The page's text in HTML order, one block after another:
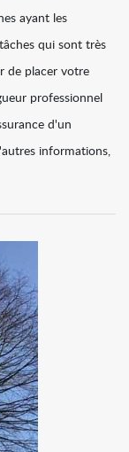
ayant les
qui sont très
de placer votre
professionnel
d'un
informations,